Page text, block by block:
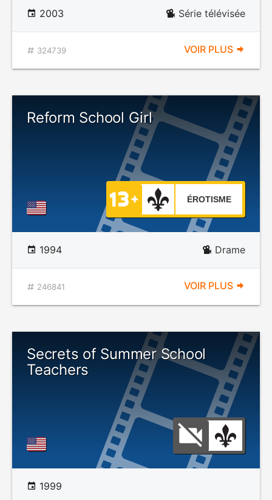
2003 Série télévisée
324739 VOIR PLUS
Reform School Girl
ÉROTISME
1994 Drame
246841 VOIR PLUS
Secrets of Summer School
Teachers
1999